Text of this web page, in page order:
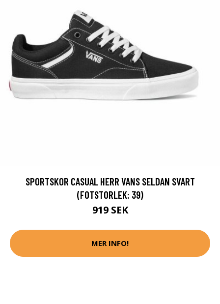
SPORTSKOR CASUAL HERR VANS SELDAN SVART
(FOTSTORLEK: 39)
919 SEK
MER INFO!